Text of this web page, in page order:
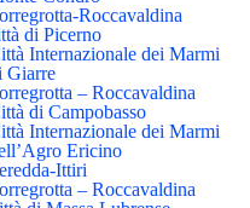
Roccavaldina
di Picerno
Internazionale dei Marmi
Giarre
– Roccavaldina
di Campobasso
Internazionale dei Marmi
Ericino
Ittiri
– Roccavaldina